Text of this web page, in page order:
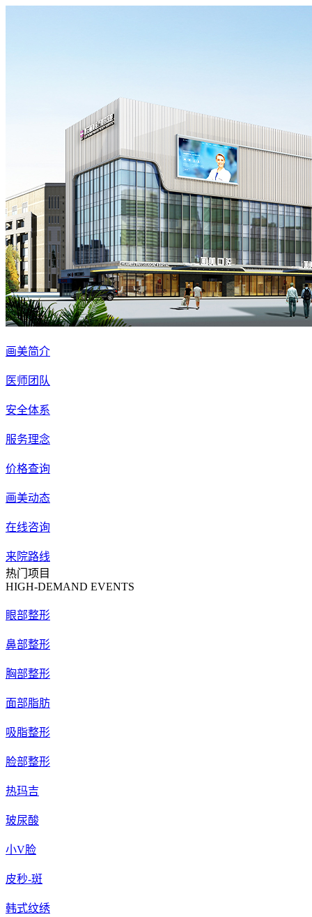
画美简介
医师团队
安全体系
服务理念
价格查询
画美动态
在线咨询
来院路线
热门项目
HIGH-DEMAND EVENTS
眼部整形
鼻部整形
胸部整形
面部脂肪
吸脂整形
脸部整形
热玛吉
玻尿酸
小V脸
皮秒-斑
韩式纹绣